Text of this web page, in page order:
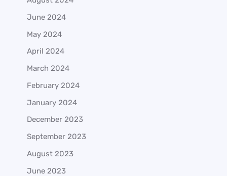
June 2024
May 2024
April 2024
March 2024
February 2024
January 2024
December 2023
September 2023
August 2023
June 2023